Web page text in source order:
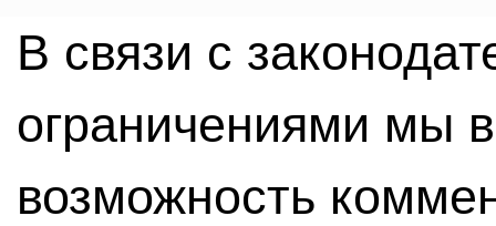
В связи с
ограничениями мы
возможность